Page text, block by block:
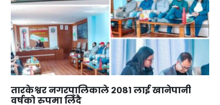
तारकेश्वर नगरपालिकाले २०८१ लाई खानेपानी
वर्षको रुपमा लिँदै